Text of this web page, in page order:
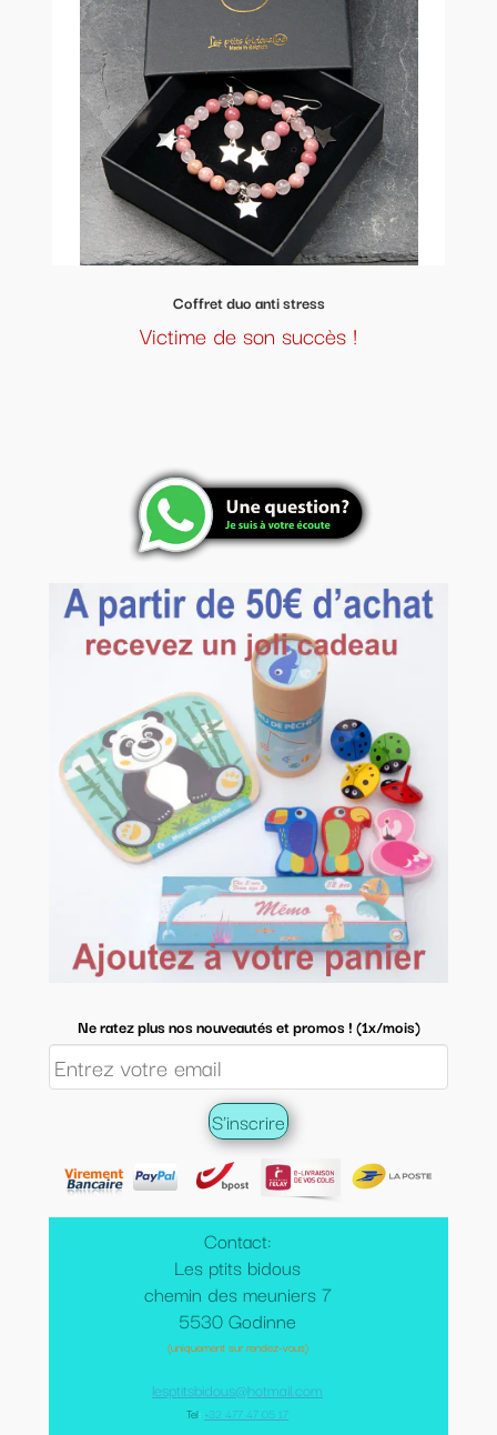
Contact:
Les ptits bidous
chemin des meuniers 7
5530 Godinne
(uniquement sur rendez-vous)
lesptitsbidous@hotmail.com
Tel: +32 477 47 05 17
Ne ratez plus nos nouveautés et promos ! (1x/mois)
Coffret duo anti stress
Victime de son succès !